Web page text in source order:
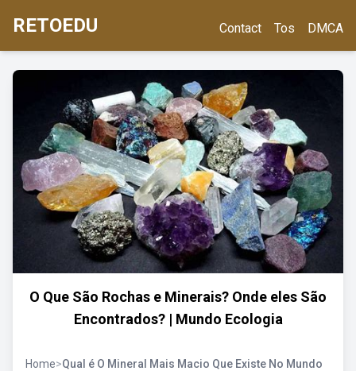
RETOEDU Contact Tos DMCA
O Que São Rochas e Minerais? Onde eles São
Encontrados? | Mundo Ecologia
Home>Qual é O Mineral Mais Macio Que Existe No Mundo